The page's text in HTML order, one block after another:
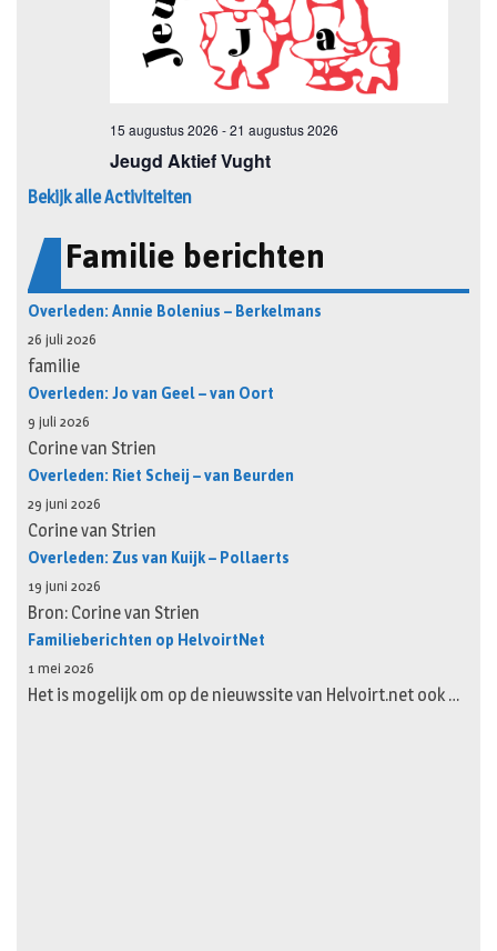
Bekijk alle Activiteiten
Familie berichten
Overleden: Annie Bolenius – Berkelmans
26 juli 2026
familie
Overleden: Jo van Geel – van Oort
9 juli 2026
Corine van Strien
Overleden: Riet Scheij – van Beurden
29 juni 2026
Corine van Strien
Overleden: Zus van Kuijk – Pollaerts
19 juni 2026
Bron: Corine van Strien
Familieberichten op HelvoirtNet
1 mei 2026
Het is mogelijk om op de nieuwssite van Helvoirt.net ook …